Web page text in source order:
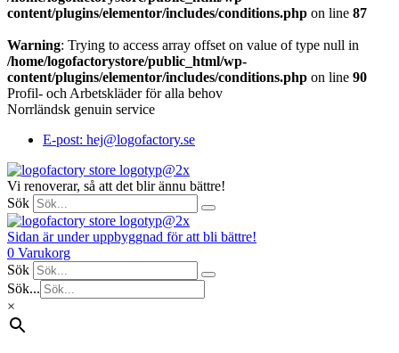
content/plugins/elementor/includes/conditions.php on line 87
Warning: Trying to access array offset on value of type null in
/home/logofactorystore/public_html/wp-
content/plugins/elementor/includes/conditions.php on line 90
Profil- och Arbetskläder för alla behov
Norrländsk genuin service
E-post: hej@logofactory.se
Vi renoverar, så att det blir ännu bättre!
Sök
Sidan är under uppbyggnad för att bli bättre!
0 Varukorg
Sök
Sök...
×